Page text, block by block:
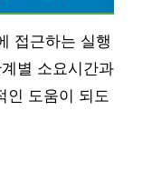
접근하는 실행
별 소요시간과
인 도움이 되도